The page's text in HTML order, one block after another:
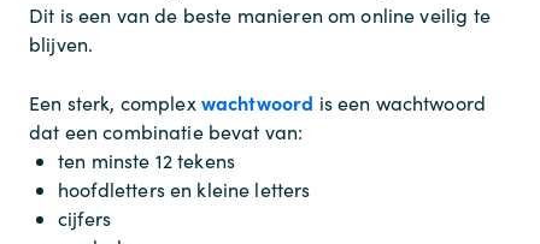
Dit is een van de beste manieren om online veilig te
blijven.
Een sterk, complex wachtwoord is een wachtwoord
dat een combinatie bevat van:
ten minste 12 tekens
hoofdletters en kleine letters
cijfers